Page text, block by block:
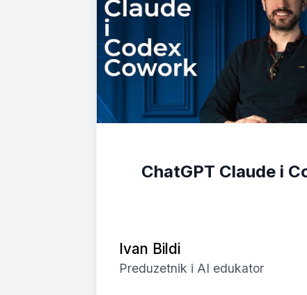
ChatGPT Claude i
Ivan Bildi
Preduzetnik i AI edukator